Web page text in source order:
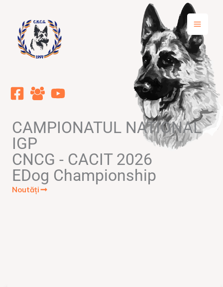
content
CAMPIONATUL NATIONAL
IGP
CNCG - CACIT 2026
EDog Championship
Noutăți